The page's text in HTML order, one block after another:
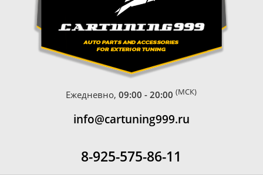
Ежедневно,09:00 - 20:00 (МСК)
info@cartuning999.ru
8-925-575-86-11